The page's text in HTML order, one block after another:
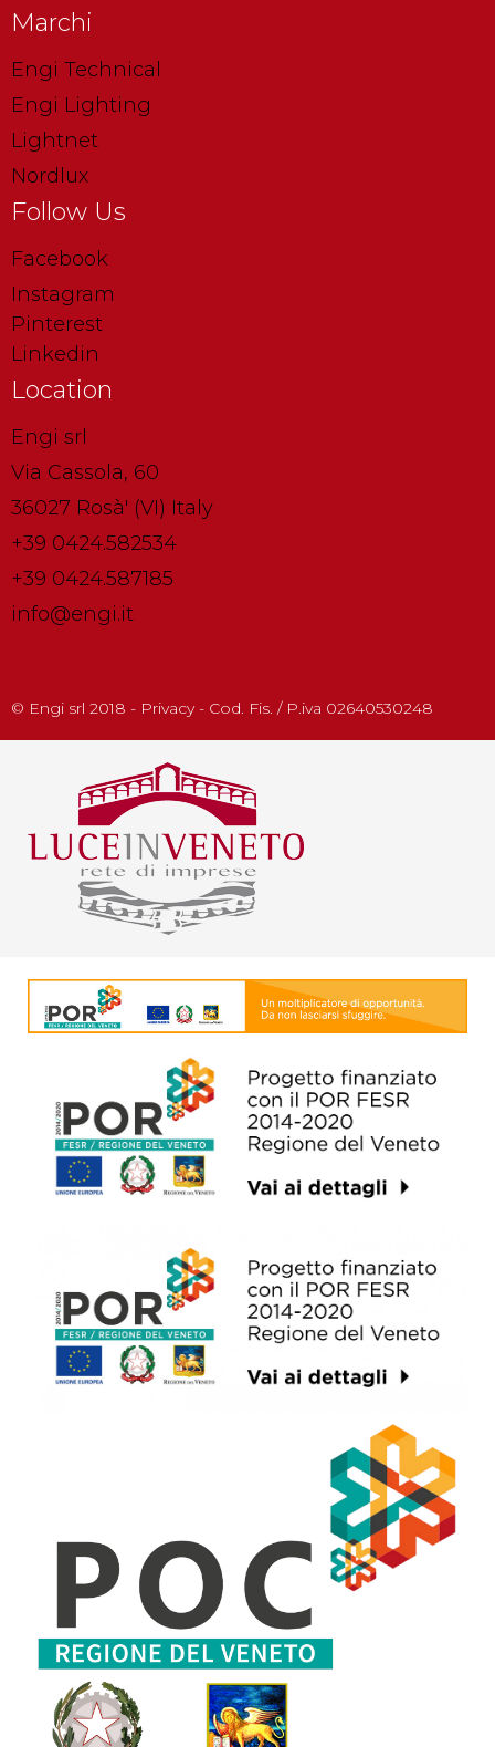
Marchi
Engi Technical
Engi Lighting
Lightnet
Nordlux
Follow Us
Facebook
Instagram
Pinterest
Linkedin
Location
Engi srl
Via Cassola, 60
36027 Rosà' (VI) Italy
+39 0424.582534
+39 0424.587185
info@engi.it
© Engi srl 2018 - Privacy - Cod. Fis. / P.iva 02640530248